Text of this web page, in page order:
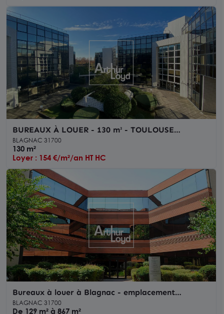
BUREAUX À LOUER - 130 m² - TOULOUSE
BLAGNAC
BLAGNAC 31700
130 m²
Loyer : 154 €/m²/an HT HC
Bureaux à louer à Blagnac - emplacement
stratégique proche aéroport
BLAGNAC 31700
De 129 m² à 867 m²